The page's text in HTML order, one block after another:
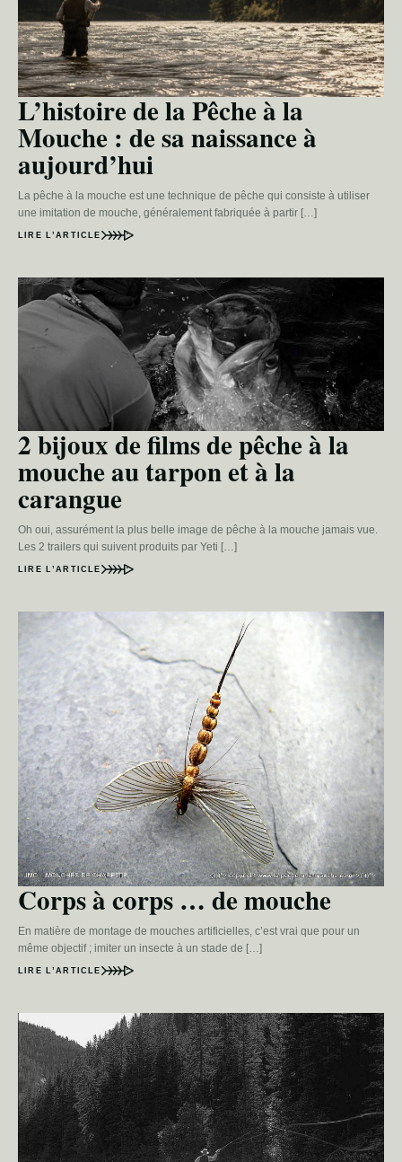
L’histoire de la Pêche à la
Mouche : de sa naissance à
aujourd’hui
La pêche à la mouche est une technique de pêche qui consiste à utiliser
une imitation de mouche, généralement fabriquée à partir […]
LIRE L’ARTICLE
2 bijoux de films de pêche à la
mouche au tarpon et à la
carangue
Oh oui, assurément la plus belle image de pêche à la mouche jamais vue.
Les 2 trailers qui suivent produits par Yeti […]
LIRE L’ARTICLE
Corps à corps … de mouche
En matière de montage de mouches artificielles, c’est vrai que pour un
même objectif ; imiter un insecte à un stade de […]
LIRE L’ARTICLE